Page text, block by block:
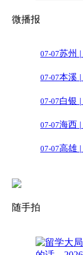
微播报
07-07苏州 |
中
07-07本溪 |
区，
07-07白银 |
深
07-07海西 |
业？
07-07高雄 |
随手拍